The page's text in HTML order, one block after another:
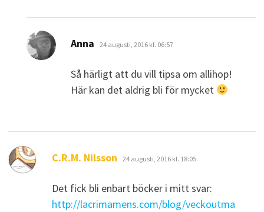
Anna skriver:
24 augusti, 2016 kl. 06:57
Så härligt att du vill tipsa om allihop!
Här kan det aldrig bli för mycket
C.R.M. Nilsson skriver:
24 augusti, 2016 kl. 18:05
Det fick bli enbart böcker i mitt svar:
http://lacrimamens.com/blog/veckoutma